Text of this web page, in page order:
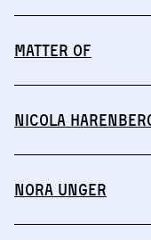
MATTER OF
Nicola
Nora Unger